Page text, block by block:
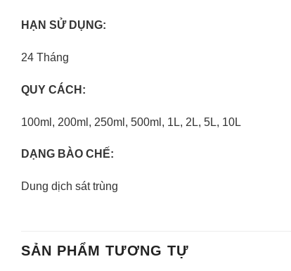
HẠN SỬ DỤNG:
24 Tháng
QUY CÁCH:
100ml, 200ml, 250ml, 500ml, 1L, 2L, 5L, 10L
DẠNG BÀO CHẾ:
Dung dịch sát trùng
SẢN PHẨM TƯƠNG TỰ